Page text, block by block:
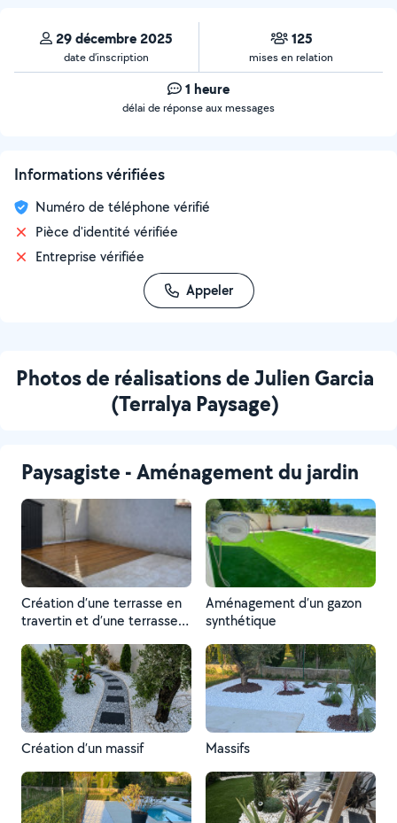
29 décembre 2025
date d’inscription
125
mises en relation
1 heure
délai de réponse aux messages
Informations vérifiées
Numéro de téléphone vérifié
Pièce d'identité vérifiée
Entreprise vérifiée
Appeler
Photos de réalisations de Julien Garcia
(Terralya Paysage)
Paysagiste - Aménagement du jardin
Création d’une terrasse en
travertin et d’une terrasse
Aménagement d’un gazon
synthétique
Création d’un massif Massifs